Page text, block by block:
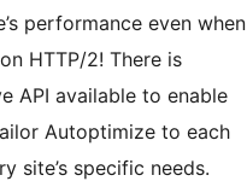
performance even when
HTTP/2! There is
API available to enable
Autoptimize to each
site’s specific needs.